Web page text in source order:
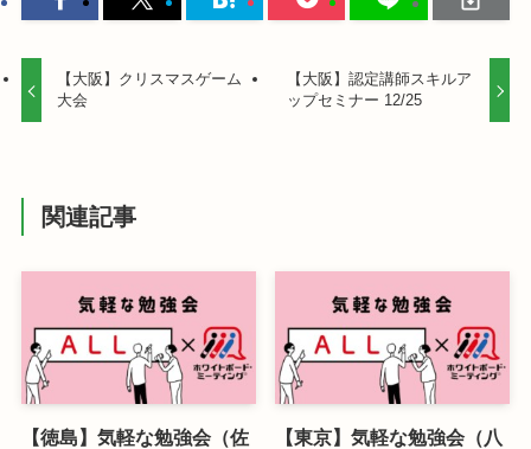
【大阪】クリスマスゲーム
大会
【大阪】認定講師スキルア
ップセミナー 12/25
関連記事
【徳島】気軽な勉強会（佐
【東京】気軽な勉強会（八